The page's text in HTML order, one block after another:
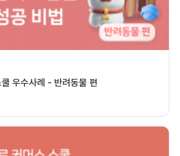
우수사례 - 반려동물 편